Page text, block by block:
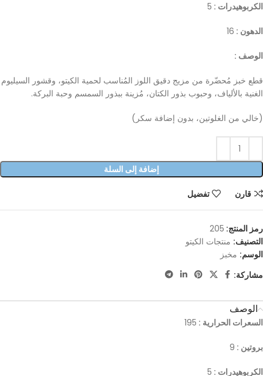
الكربوهيدرات : 5
الدهون : 16
الوصف :
قطع خبز مُحضّرة من مزيج دقيق اللوز المُناسب لحمية الكيتو، وقشور السيليوم
الغنية بالألياف، وحبوب بذور الكتان، مُزينة ببذور السمسم وحبة البركة.
(خالي من الغلوتين، بدون إضافة سكر)
إضافة إلى السلة
قارن تفضيل
رمز المنتج: 205
التصنيف: منتجات الكيتو
الوسم: مخبز
مشاركة:
الوصف
السعرات الحرارية : 195
بروتين : 9
الكربوهيدرات : 5